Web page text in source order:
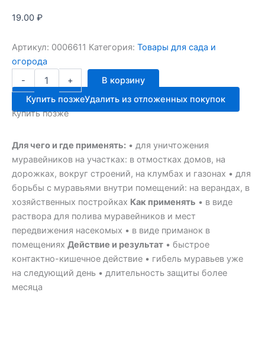
19.00 ₽
Артикул: 0006611 Категория: Товары для сада и
огорода
-
Количество
товара
МУРАЦИД
амп.1мл
от
ЗАС
+
В корзину
Купить позжеУдалить из отложенных покупок
Купить позже
Для чего и где применять: • для уничтожения
муравейников на участках: в отмостках домов, на
дорожках, вокруг строений, на клумбах и газонах • для
борьбы с муравьями внутри помещений: на верандах, в
хозяйственных постройках Как применять • в виде
раствора для полива муравейников и мест
передвижения насекомых • в виде приманок в
помещениях Действие и результат • быстрое
контактно-кишечное действие • гибель муравьев уже
на следующий день • длительность защиты более
месяца